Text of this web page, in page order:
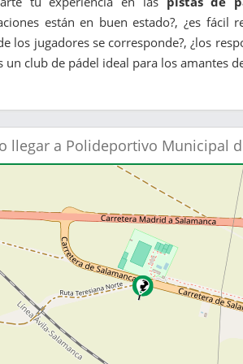
están en buen estado?, ¿es fácil
los jugadores se corresponde?, ¿los
un club de pádel ideal para los amantes
llegar a Polideportivo Municipal